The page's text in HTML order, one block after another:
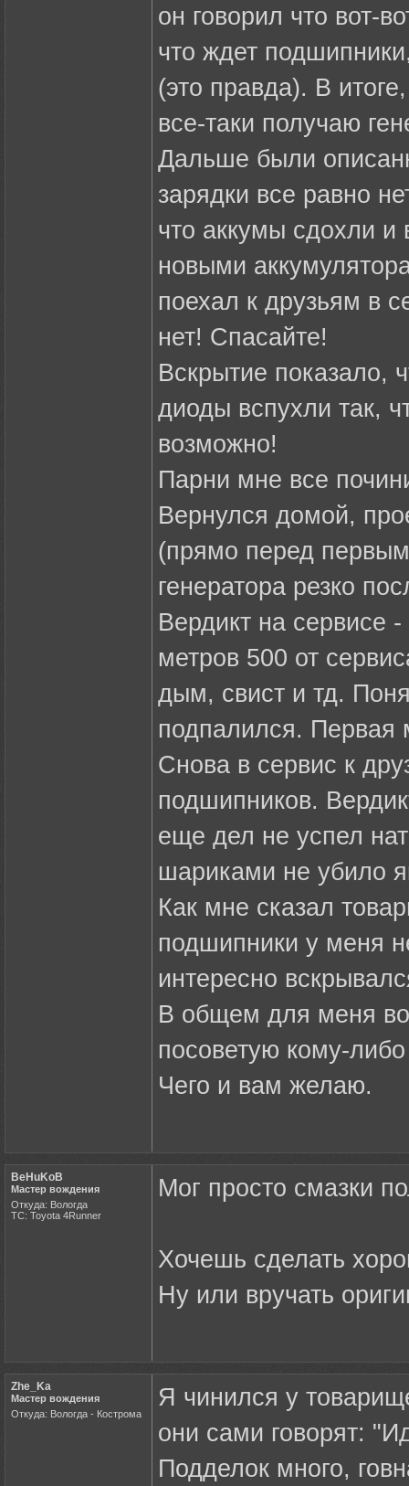
он говорил что вот-
что ждет
(это правда). В
все-таки получаю
Дальше были
зарядки все равно
что аккумы сдохли и
новыми
поехал к друзьям в
нет! Спасайте!
Вскрытие показало,
диоды вспухли так,
возможно!
Парни мне все
Вернулся домой,
(прямо перед
генератора резко
Вердикт на сервисе
метров 500 от
дым, свист и тд.
подпалился.
Снова в сервис к
подшипников.
еще дел не успел
шариками не убило
Как мне сказал
подшипники у меня
интересно
В общем для меня
посоветую кому-
Чего и вам желаю.
BeHuKoB
Мастер вождения
Откуда: Вологда
ТС: Toyota 4Runner
Мог просто смазки
Хочешь сделать
Ну или вручать
Zhe_Ka
Мастер вождения
Откуда: Вологда - Кострома
Я чинился у
они сами говорят:
Подделок много,